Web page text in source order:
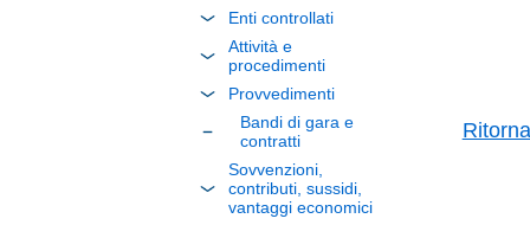
Enti controllati
Attività e
procedimenti
Provvedimenti
Bandi di gara e
contratti
Sovvenzioni,
contributi, sussidi,
vantaggi economici